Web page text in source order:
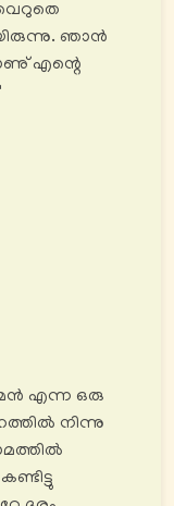
ഞാൻ
എന്റെ
എന്ന ഒരു
നിന്നു